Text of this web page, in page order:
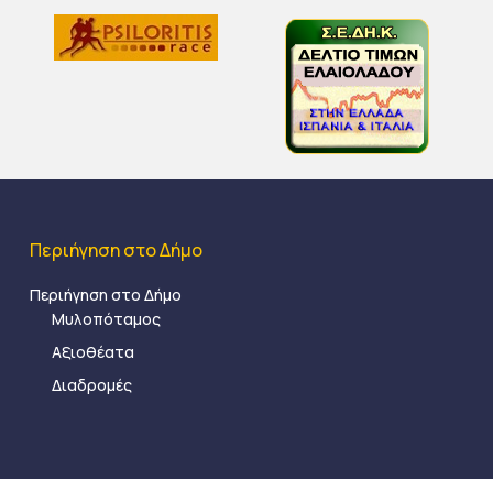
Περιήγηση στο Δήμο
Περιήγηση στο Δήμο
Μυλοπόταμος
Αξιοθέατα
Διαδρομές